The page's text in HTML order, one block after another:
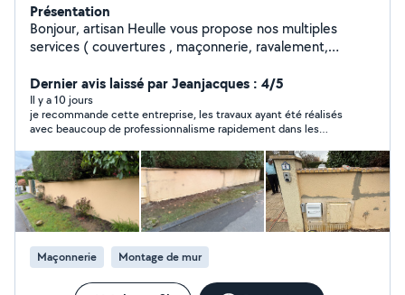
Présentation
Bonjour, artisan Heulle vous propose nos multiples
services ( couvertures , maçonnerie, ravalement,
maçonnerie,peinture extérieur, etc ) intervention rapide
travaux de qualité
Dernier avis laissé par Jeanjacques : 4/5
Il y a 10 jours
je recommande cette entreprise, les travaux ayant été réalisés
avec beaucoup de professionnalisme rapidement dans les
correspondant à mes attentes je recommande vivement
Maçonnerie Montage de mur